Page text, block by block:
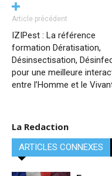
Article précédent
IZIPest : La référence
formation Dératisation,
Désinsectisation,
pour une meilleure
entre l’Homme et le
La Redaction
ARTICLES CONNEXES